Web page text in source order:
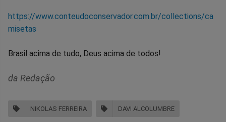
https://www.conteudoconservador.com.br/collections/ca
misetas
Brasil acima de tudo, Deus acima de todos!
da Redação
NIKOLAS FERREIRA DAVI ALCOLUMBRE